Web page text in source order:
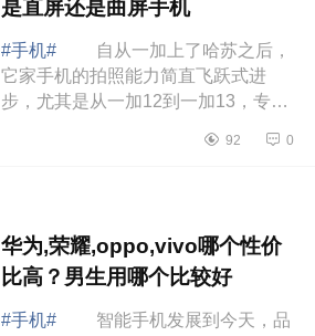
是直屏还是曲屏手机
#手机#
自从一加上了哈苏之后，
它家手机的拍照能力简直飞跃式进
步，尤其是从一加12到一加13，专业
13参数配置如何？一加13是直屏还是
92 0
华为,荣耀,oppo,vivo哪个性价
比高？男生用哪个比较好
#手机#
智能手机发展到今天，品